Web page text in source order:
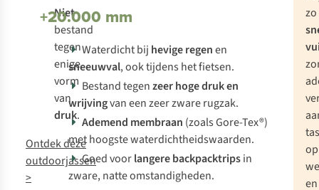
Niet
bestand
tegen
enige
vorm
van
druk.
Ontdek deze
outdoorjassen
>
+20.000 mm
Waterdicht bij hevige regenen
sneeuwval, ook tijdens het fietsen.
Bestand tegenzeer hoge druk en
wrijvingvan een zeer zware rugzak.
Ademend membraan (zoals Gore-Tex®)
met hoogste waterdichtheidswaarden.
Goed voorlangere backpacktripsin
zware, natte omstandigheden.